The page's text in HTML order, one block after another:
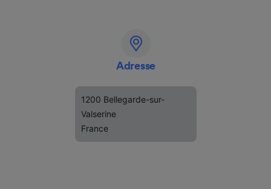
Adresse
1200 Bellegarde-sur-
Valserine
France